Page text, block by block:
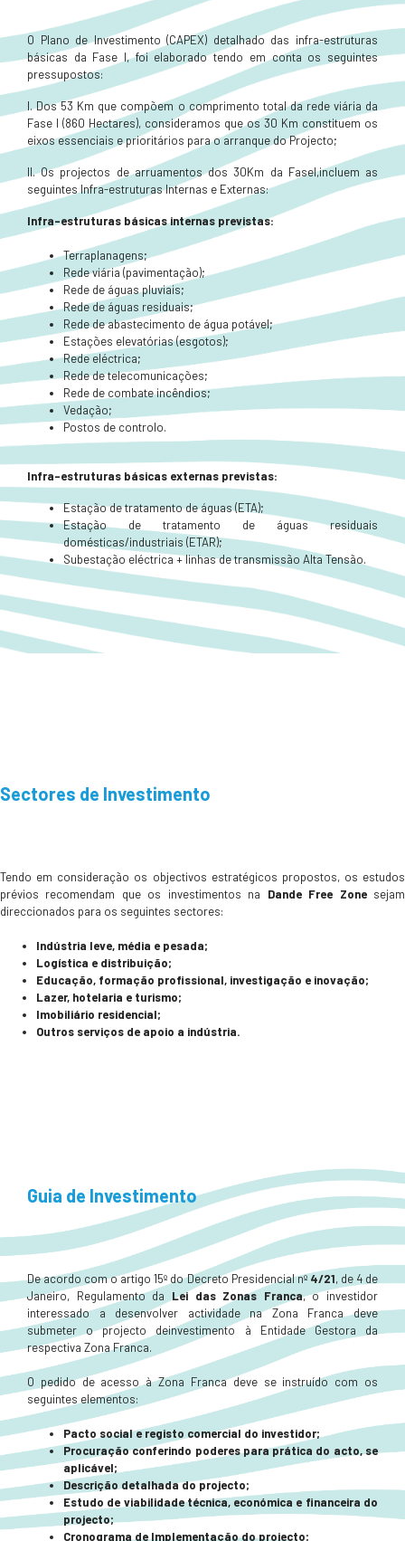
O Plano de Investimento (CAPEX) detalhado das infra-estruturas
básicas da Fase I, foi elaborado tendo em conta os seguintes
pressupostos:
I. Dos 53 Km que compõem o comprimento total da rede viária da
Fase I (860 Hectares), consideramos que os 30 Km constituem os
eixos essenciais e prioritários para o arranque do Projecto;
II. Os projectos de arruamentos dos 30Km da FaseI,incluem as
seguintes Infra-estruturas Internas e Externas:
Infra-estruturas básicas internas previstas:
Terraplanagens;
Rede viária (pavimentação);
Rede de águas pluviais;
Rede de águas residuais;
Rede de abastecimento de água potável;
Estações elevatórias (esgotos);
Rede eléctrica;
Rede de telecomunicações;
Rede de combate incêndios;
Vedação;
Postos de controlo.
Infra-estruturas básicas externas previstas:
Estação de tratamento de águas (ETA);
Estação de tratamento de águas residuais
domésticas/industriais (ETAR);
Subestação eléctrica + linhas de transmissão Alta Tensão.
Sectores de Investimento
Tendo em consideração os objectivos estratégicos propostos, os estudos
prévios recomendam que os investimentos na Dande Free Zonesejam
direccionados para os seguintes sectores:
Indústria leve, média e pesada;
Logística e distribuição;
Educação, formação profissional, investigação e inovação;
Lazer, hotelaria e turismo;
Imobiliário residencial;
Outros serviços de apoio a indústria.
Guia de Investimento
De acordo com o artigo 15º do Decreto Presidencial nº4/21, de 4 de
Janeiro, Regulamento da Lei das Zonas Franca, o investidor
interessado a desenvolver actividade na Zona Franca deve
submeter o projecto deinvestimento à Entidade Gestora da
respectiva Zona Franca.
O pedido de acesso à Zona Franca deve se instruído com os
seguintes elementos:
Pacto social e registo comercial do investidor;
Procuração conferindo poderes para prática do acto, se
aplicável;
Descrição detalhada do projecto;
Estudo de viabilidade técnica, económica e financeira do
projecto;
Cronograma de Implementação do projecto;